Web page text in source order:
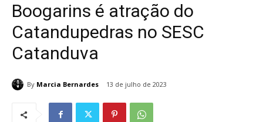
Boogarins é atração do
Catandupedras no SESC
Catanduva
By Marcia Bernardes 13 de julho de 2023